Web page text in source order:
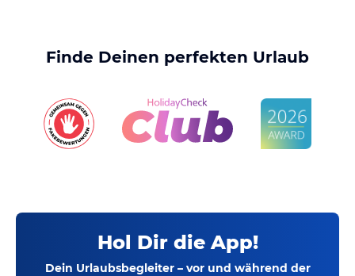
Finde Deinen perfekten Urlaub
Hol Dir die App!
Dein Urlaubsbegleiter – vor und während der